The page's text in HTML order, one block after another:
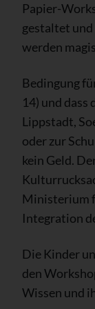
Papier-
gestaltet
werden
Bedingung
14) und dass
Lippstadt,
oder zur
kein Geld.
Ministerium
Integration
Die Kinder
den
Wissen und